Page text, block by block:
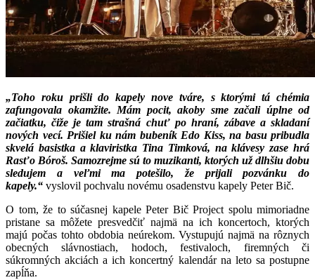
„Toho roku prišli do kapely nove tváre, s ktorými tá chémia
zafungovala okamžite. Mám pocit, akoby sme začali úplne od
začiatku, čiže je tam strašná chuť po hraní, zábave a skladaní
nových vecí. Prišiel ku nám bubeník Edo Kiss, na basu pribudla
skvelá basistka a klaviristka Tina Timková, na klávesy zase hrá
Rasťo Bóroš. Samozrejme sú to muzikanti, ktorých už dlhšiu dobu
sledujem a veľmi ma potešilo, že prijali pozvánku do
kapely.“ vyslovil pochvalu novému osadenstvu kapely Peter Bič.
O tom, že to súčasnej kapele Peter Bič Project spolu mimoriadne
pristane sa môžete presvedčiť najmä na ich koncertoch, ktorých
majú počas tohto obdobia neúrekom. Vystupujú najmä na rôznych
obecných slávnostiach, hodoch, festivaloch, firemných či
súkromných akciách a ich koncertný kalendár na leto sa postupne
zapĺňa.